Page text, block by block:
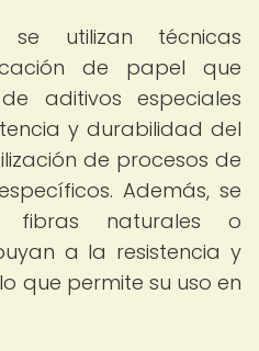
utilizan técnicas
de papel que
aditivos especiales
y durabilidad del
de procesos de
Además, se
fibras naturales o
a la resistencia y
que permite su uso en